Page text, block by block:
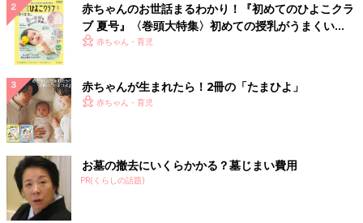
赤ちゃんのお世話まるわかり！『初めてのひよこクラ
ブ 夏号』〈巻頭大特集〉初めての授乳がうまくい
く！ おっぱい・ミルクの基本と夏のトラブル 解決テ
赤ちゃん・育児
赤ちゃんが生まれたら！2冊の「たまひよ」
赤ちゃん・育児
お墓の撤去にいくらかかる？墓じまい費用
PR(くらしの話題)